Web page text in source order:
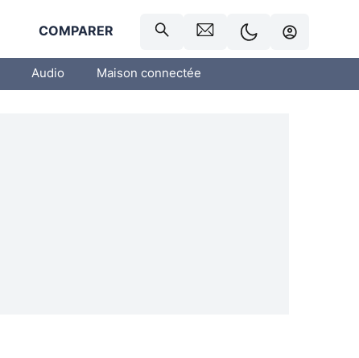
COMPARER
Audio Maison connectée